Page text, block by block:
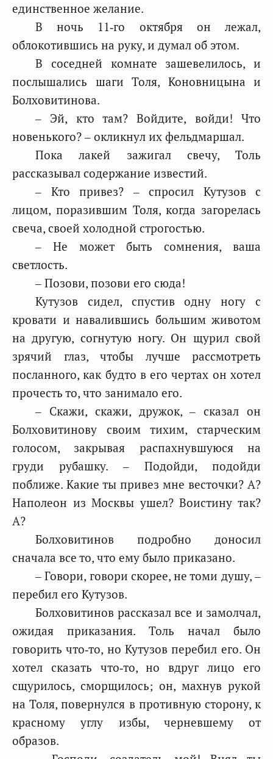
единственное желание.
В ночь 11‑го октября он лежал,
облокотившись на руку, и думал об этом.
В соседней комнате зашевелилось, и
послышались шаги Толя, Коновницына и
Болховитинова.
– Эй, кто там? Войдите, войди! Что
новенького? – окликнул их фельдмаршал.
Пока лакей зажигал свечу, Толь
рассказывал содержание известий.
– Кто привез? – спросил Кутузов с
лицом, поразившим Толя, когда загорелась
свеча, своей холодной строгостью.
– Не может быть сомнения, ваша
светлость.
– Позови, позови его сюда!
Кутузов сидел, спустив одну ногу с
кровати и навалившись большим животом
на другую, согнутую ногу. Он щурил свой
зрячий глаз, чтобы лучше рассмотреть
посланного, как будто в его чертах он хотел
прочесть то, что занимало его.
– Скажи, скажи, дружок, – сказал он
Болховитинову своим тихим, старческим
голосом, закрывая распахнувшуюся на
груди рубашку. – Подойди, подойди
поближе. Какие ты привез мне весточки? А?
Наполеон из Москвы ушел? Воистину так?
А?
Болховитинов подробно доносил
сначала все то, что ему было приказано.
– Говори, говори скорее, не томи душу, –
перебил его Кутузов.
Болховитинов рассказал все и замолчал,
ожидая приказания. Толь начал было
говорить что‑то, но Кутузов перебил его. Он
хотел сказать что‑то, но вдруг лицо его
сщурилось, сморщилось; он, махнув рукой
на Толя, повернулся в противную сторону, к
красному углу избы, черневшему от
образов.